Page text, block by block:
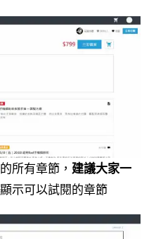
所有章節， 建議大家一
示可以試閱的章節